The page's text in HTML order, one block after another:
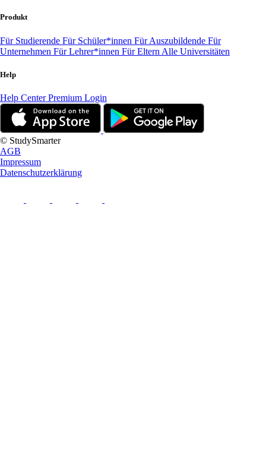
Produkt
Für Studierende Für Schüler*innen Für Auszubildende Für
Unternehmen Für Lehrer*innen Für Eltern Alle Universitäten
Help
Help CenterPremium Login
© StudySmarter
AGB
Impressum
Datenschutzerklärung